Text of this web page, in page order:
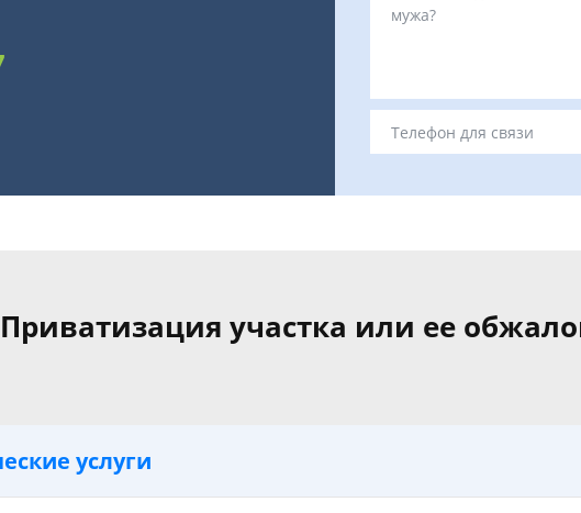
Приватизация участка или ее
услуги